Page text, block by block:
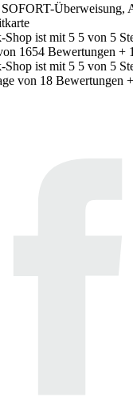
Überweisung,
Shop ist mit 5 5 von 5
1654 Bewertungen +
Shop ist mit 5 5 von 5
von 18 Bewertungen +